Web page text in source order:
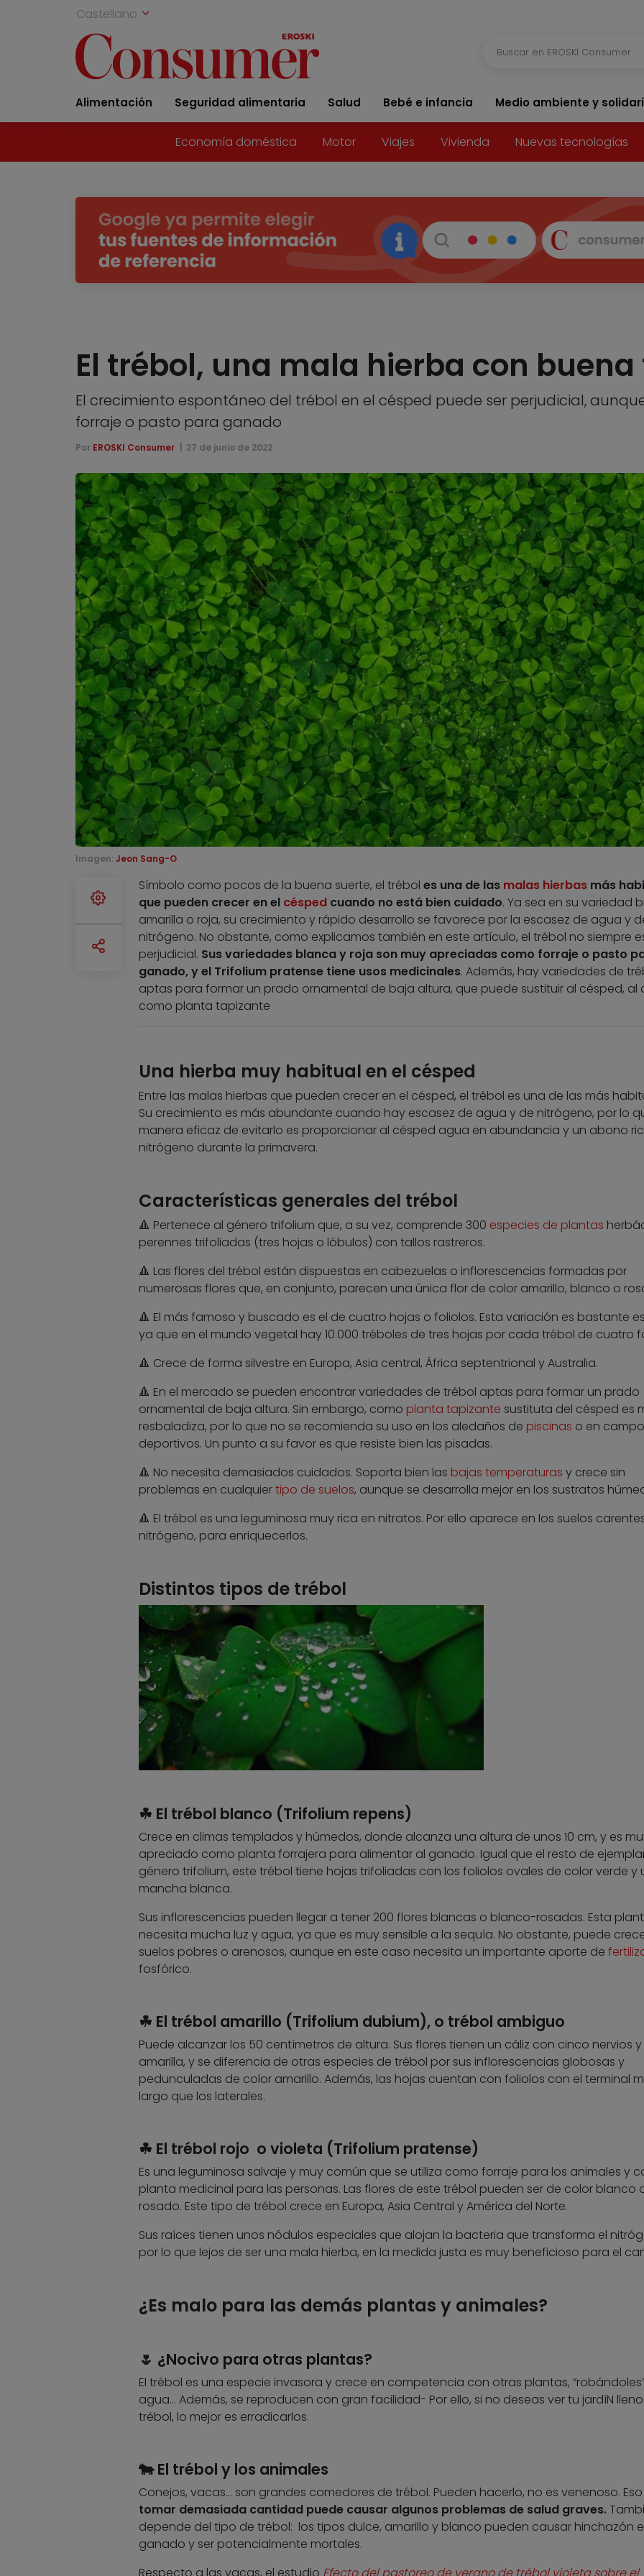
Castellano
Alimentación Seguridad alimentaria Salud Bebé e infancia Medio ambiente y
Economía doméstica Motor Viajes Vivienda Nuevas tecnologías
El trébol, una mala hierba con
El crecimiento espontáneo del trébol en el césped puede ser perjudicial,
forraje o pasto para ganado
Por EROSKI Consumer 27 de junio de 2022
Imagen: Jeon Sang-O
Símbolo como pocos de la buena suerte, el trébol es una de las malas hierbasmás
que pueden crecer en el céspedcuando no está bien cuidado. Ya sea en su variedad
amarilla o roja, su crecimiento y rápido desarrollo se favorece por la escasez de agua y
nitrógeno. No obstante, como explicamos también en este artículo, el trébol no siempre
perjudicial. Sus variedades blanca y roja son muy apreciadas como forraje o pasto
ganado, y el Trifolium pratense tiene usos medicinales. Además, hay variedades de
aptas para formar un prado ornamental de baja altura, que puede sustituir al césped, al
como planta tapizante
Una hierba muy habitual en el césped
Entre las malas hierbas que pueden crecer en el césped, el trébol es una de las más
Su crecimiento es más abundante cuando hay escasez de agua y de nitrógeno, por lo
manera eficaz de evitarlo es proporcionar al césped agua en abundancia y un abono
nitrógeno durante la primavera.
Características generales del trébol
🔺 Pertenece al género trifolium que, a su vez, comprende 300 especies de plantas
perennes trifoliadas (tres hojas o lóbulos) con tallos rastreros.
🔺 Las flores del trébol están dispuestas en cabezuelas o inflorescencias formadas por
numerosas flores que, en conjunto, parecen una única flor de color amarillo, blanco o
🔺 El más famoso y buscado es el de cuatro hojas o foliolos. Esta variación es bastante
ya que en el mundo vegetal hay 10.000 tréboles de tres hojas por cada trébol de cuatro
🔺 Crece de forma silvestre en Europa, Asia central, África septentrional y Australia.
🔺 En el mercado se pueden encontrar variedades de trébol aptas para formar un prado
ornamental de baja altura. Sin embargo, como planta tapizante sustituta del césped es
resbaladiza, por lo que no se recomienda su uso en los aledaños de piscinas o en
deportivos. Un punto a su favor es que resiste bien las pisadas.
🔺 No necesita demasiados cuidados. Soporta bien las bajas temperaturas y crece sin
problemas en cualquiertipo de suelos, aunque se desarrolla mejor en los sustratos
🔺 El trébol es una leguminosa muy rica en nitratos. Por ello aparece en los suelos
nitrógeno, para enriquecerlos.
Distintos tipos de trébol
☘ El trébol blanco (Trifolium repens)
Crece en climas templados y húmedos, donde alcanza una altura de unos 10 cm, y es
apreciado como planta forrajera para alimentar al ganado. Igual que el resto de
género trifolium, este trébol tiene hojas trifoliadas con los foliolos ovales de color verde y
mancha blanca.
Sus inflorescencias pueden llegar a tener 200 flores blancas o blanco-rosadas. Esta
necesita mucha luz y agua, ya que es muy sensible a la sequía. No obstante, puede
suelos pobres o arenosos, aunque en este caso necesita un importante aporte de
fosfórico.
☘ El trébol amarillo (Trifolium dubium), o trébol ambiguo
Puede alcanzar los 50 centímetros de altura. Sus flores tienen un cáliz con cinco nervios
amarilla, y se diferencia de otras especies de trébol por sus inflorescencias globosas y
pedunculadas de color amarillo. Además, las hojas cuentan con foliolos con el terminal
largo que los laterales.
☘ El trébol rojo o violeta (Trifolium pratense)
Es una leguminosa salvaje y muy común que se utiliza como forraje para los animales y
planta medicinal para las personas. Las flores de este trébol pueden ser de color blanco
rosado. Este tipo de trébol crece en Europa, Asia Central y América del Norte.
Sus raíces tienen unos nódulos especiales que alojan la bacteria que transforma el
por lo que lejos de ser una mala hierba, en la medida justa es muy beneficioso para el
¿Es malo para las demás plantas y animales?
🌷 ¿Nocivo para otras plantas?
El trébol es una especie invasora y crece en competencia con otras plantas,
agua… Además, se reproducen con gran facilidad- Por ello, si no deseas ver tu jardíN
trébol, lo mejor es erradicarlos.
🐄 El trébol y los animales
Conejos, vacas… son grandes comedores de trébol. Pueden hacerlo, no es venenoso. Eso
tomar demasiada cantidad puede causar algunos problemas de salud graves.
depende del tipo de trébol: los tipos dulce, amarillo y blanco pueden causar hinchazón
ganado y ser potencialmente mortales.